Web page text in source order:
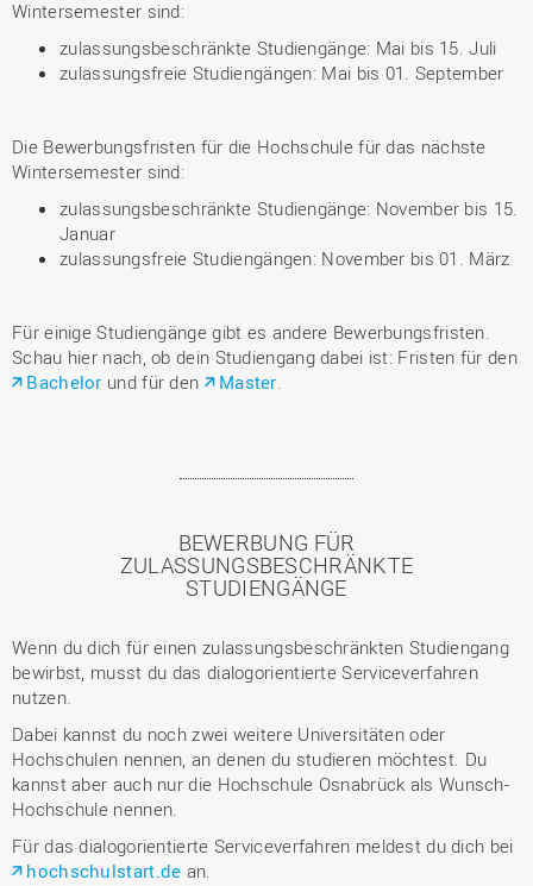
Wintersemester sind:
zulassungsbeschränkte Studiengänge: Mai bis 15. Juli
zulassungsfreie Studiengängen: Mai bis 01. September
Die Bewerbungsfristen für die Hochschule für das nächste
Wintersemester sind:
zulassungsbeschränkte Studiengänge: November bis 15.
Januar
zulassungsfreie Studiengängen: November bis 01. März
Für einige Studiengänge gibt es andere Bewerbungsfristen.
Schau hier nach, ob dein Studiengang dabei ist: Fristen für den
Bachelor und für den Master
BEWERBUNG FÜR
ZULASSUNGSBESCHRÄNKTE
STUDIENGÄNGE
Wenn du dich für einen zulassungsbeschränkten Studiengang
bewirbst, musst du das dialogorientierte Serviceverfahren
nutzen.
Dabei kannst du noch zwei weitere Universitäten oder
Hochschulen nennen, an denen du studieren möchtest. Du
kannst aber auch nur die Hochschule Osnabrück als Wunsch-
Hochschule nennen.
Für das dialogorientierte Serviceverfahren meldest du dich bei
hochschulstart.de an.